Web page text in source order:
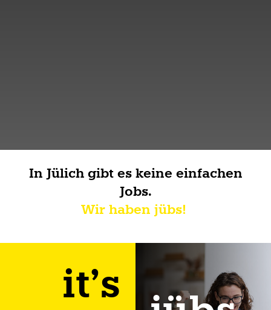
In Jülich gibt es keine einfachen
Jobs.
Wir haben jübs!
it’s